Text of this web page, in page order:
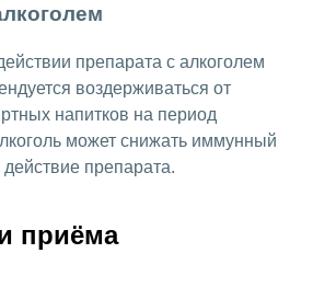
препарата с алкоголем
воздерживаться от
напитков на период
может снижать иммунный
действие препарата.
приёма